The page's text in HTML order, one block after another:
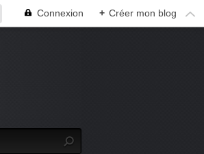
Connexion + Créer mon blog